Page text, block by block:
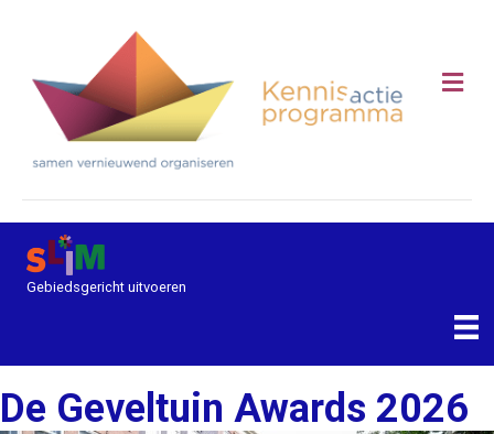
Gebiedsgericht uitvoeren
De Geveltuin Awards 2026